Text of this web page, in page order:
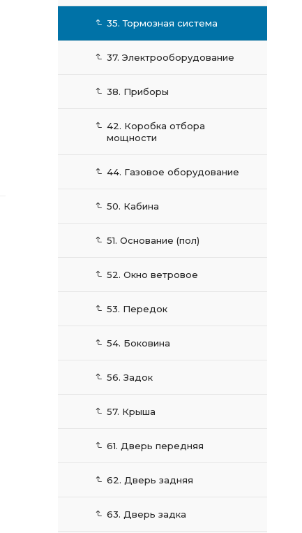
35. Тормозная система
37. Электрооборудование
38. Приборы
42. Коробка отбора
мощности
44. Газовое оборудование
50. Кабина
51. Основание (пол)
52. Окно ветровое
53. Передок
54. Боковина
56. Задок
57. Крыша
61. Дверь передняя
62. Дверь задняя
63. Дверь задка